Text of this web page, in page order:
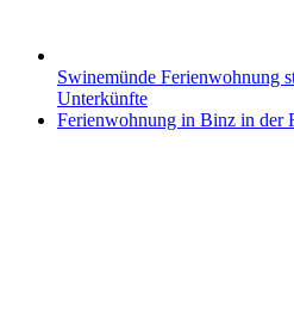
Swinemünde Ferienwohnung
Unterkünfte
Ferienwohnung in Binz in der